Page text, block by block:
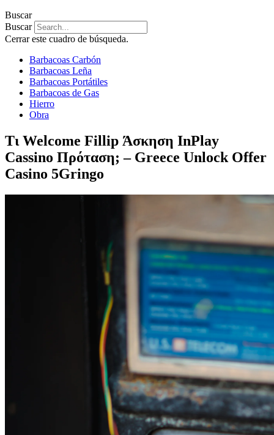
Buscar
Buscar
Cerrar este cuadro de búsqueda.
Barbacoas Carbón
Barbacoas Leña
Barbacoas Portátiles
Barbacoas de Gas
Hierro
Obra
Τι Welcome Fillip Άσκηση InPlay
Cassino Πρόταση; – Greece Unlock Offer
Casino 5Gringo